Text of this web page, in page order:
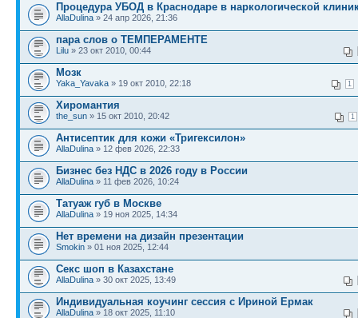
Процедура УБОД в Краснодаре в наркологической
AllaDulina » 24 апр 2026, 21:36
пара слов о ТЕМПЕРАМЕНТЕ
Lilu » 23 окт 2010, 00:44
Мозк
1
Yaka_Yavaka » 19 окт 2010, 22:18
Хиромантия
1
the_sun » 15 окт 2010, 20:42
Антисептик для кожи «Тригексилон»
AllaDulina » 12 фев 2026, 22:33
Бизнес без НДС в 2026 году в России
AllaDulina » 11 фев 2026, 10:24
Татуаж губ в Москве
AllaDulina » 19 ноя 2025, 14:34
Нет времени на дизайн презентации
Smokin » 01 ноя 2025, 12:44
Секс шоп в Казахстане
AllaDulina » 30 окт 2025, 13:49
Индивидуальная коучинг сессия с Ириной Ермак
AllaDulina » 18 окт 2025, 11:10